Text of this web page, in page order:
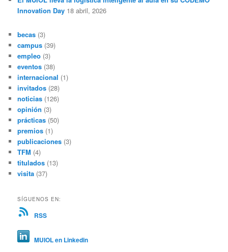
Innovation Day 18 abril, 2026
becas (3)
campus (39)
empleo (3)
eventos (38)
internacional (1)
invitados (28)
noticias (126)
opinión (3)
prácticas (50)
premios (1)
publicaciones (3)
TFM (4)
titulados (13)
visita (37)
SÍGUENOS EN:
RSS
MUIOL en Linkedin